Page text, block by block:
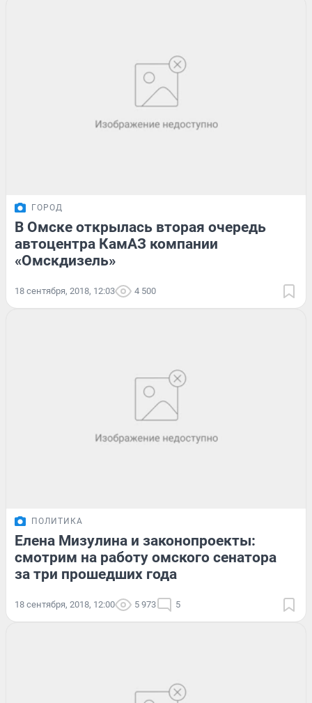
ГОРОД
В Омске открылась вторая очередь
автоцентра КамАЗ компании
«Омскдизель»
18 сентября, 2018, 12:03 4 500
ПОЛИТИКА
Елена Мизулина и законопроекты:
смотрим на работу омского сенатора
за три прошедших года
18 сентября, 2018, 12:00 5 973 5